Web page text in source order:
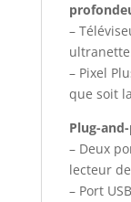
–
– Pixel
que soit
Plug-
– Deux
lecteur
– Port